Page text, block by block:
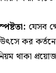
যেসব
কর
থাকা